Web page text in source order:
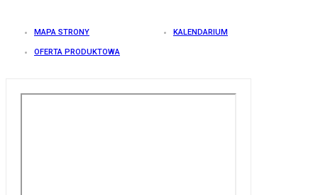
MAPA STRONY KALENDARIUM
OFERTA PRODUKTOWA